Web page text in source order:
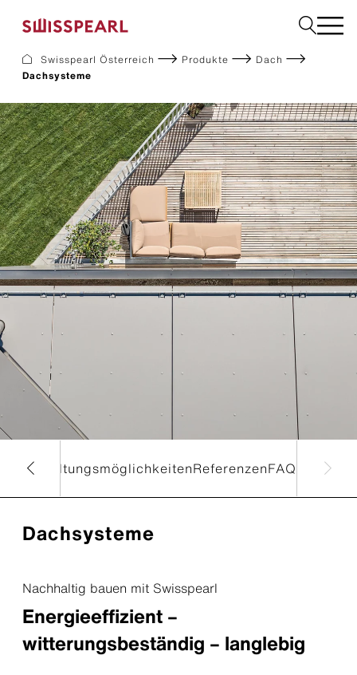
Service
Über uns
Inspiration
Dach zurück-Aktion
Nachhaltigkeit
Karriere
Dach
Fassade
Solar
Interior
Garten
Fachbetrieb finden
Swisspearl Österreich Produkte
Dach
Dachsysteme
GestaltungsmöglichkeitenReferenzenFAQ
Dachsysteme
Nachhaltig bauen mit Swisspearl
Energieeffizient –
witterungsbeständig – langlebig